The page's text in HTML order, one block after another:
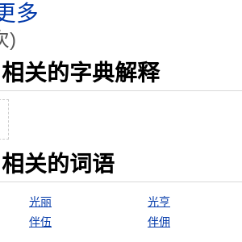
多
)
关的字典解释
关的词语
光丽
光亨
伴伍 伴佣